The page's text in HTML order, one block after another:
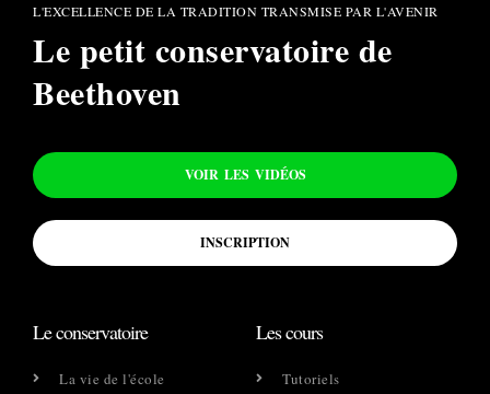
L'EXCELLENCE DE LA TRADITION TRANSMISE PAR L'AVENIR
Le petit conservatoire de
Beethoven
VOIR LES VIDÉOS
INSCRIPTION
Le conservatoire
La vie de l'école
Les cours
Tutoriels